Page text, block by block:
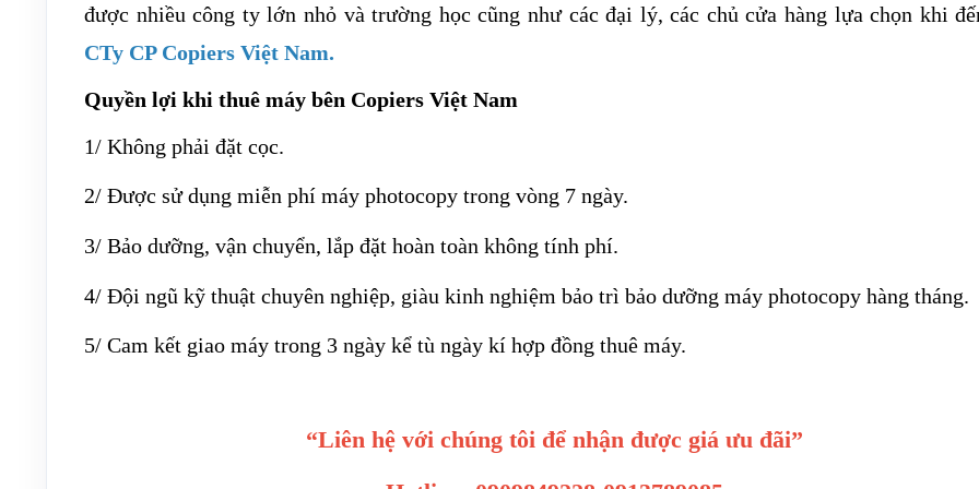
được nhiều công ty lớn nhỏ và trường học cũng như các đại lý, các chủ cửa hàng lựa chọn khi
CTy CP Copiers Việt Nam.
Quyền lợi khi thuê máy bên Copiers Việt Nam
1/ Không phải đặt cọc.
2/ Được sử dụng miễn phí máy photocopy trong vòng 7 ngày.
3/ Bảo dưỡng, vận chuyển, lắp đặt hoàn toàn không tính phí.
4/ Đội ngũ kỹ thuật chuyên nghiệp, giàu kinh nghiệm bảo trì bảo dưỡng máy photocopy hàng tháng.
5/ Cam kết giao máy trong 3 ngày kể tù ngày kí hợp đồng thuê máy.
“Liên hệ với chúng tôi để nhận được giá ưu đãi”